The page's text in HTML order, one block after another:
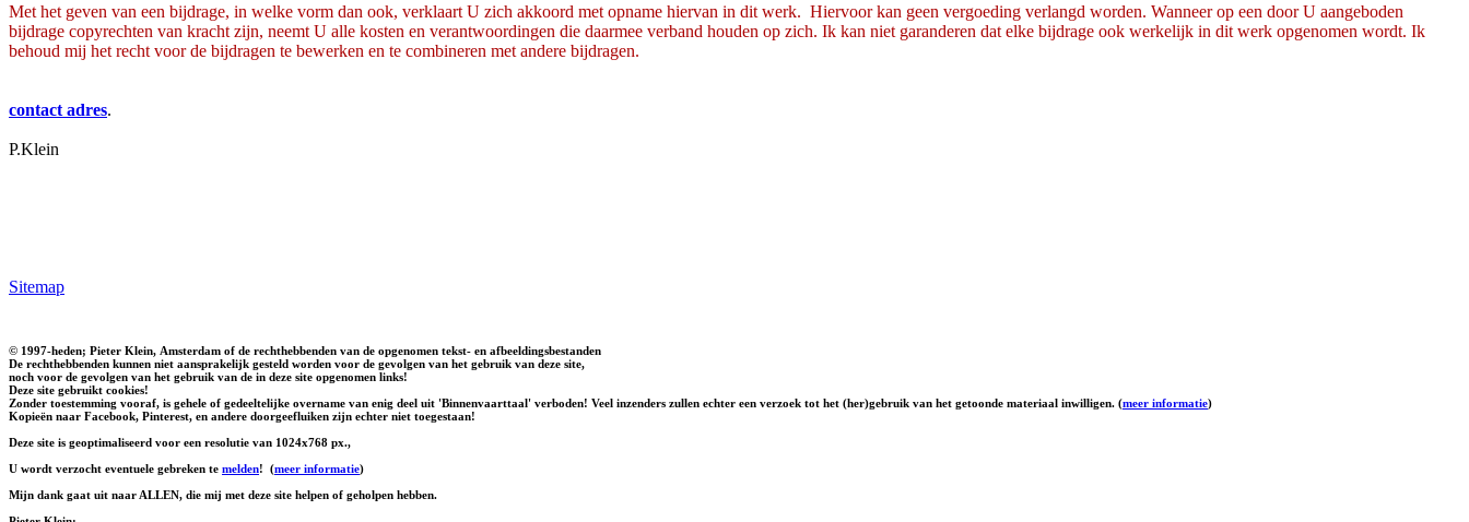
Met het geven van een bijdrage, in welke vorm dan ook, verklaart U zich akkoord met opname hiervan in dit werk. Hiervoor kan geen vergoeding verlangd worden. Wanneer op een door U aangeboden
bijdrage copyrechten van kracht zijn, neemt U alle kosten en verantwoordingen die daarmee verband houden op zich. Ik kan niet garanderen dat elke bijdrage ook werkelijk in dit werk opgenomen wordt. Ik
behoud mij het recht voor de bijdragen te bewerken en te combineren met andere bijdragen.
contact adres.
P.Klein
Sitemap
© 1997-heden; Pieter Klein, Amsterdam of de rechthebbenden van de opgenomen tekst- en afbeeldingsbestanden
De rechthebbenden kunnen niet aansprakelijk gesteld worden voor de gevolgen van het gebruik van deze site,
noch voor de gevolgen van het gebruik van de in deze site opgenomen links!
Deze site gebruikt cookies!
Zonder toestemming vooraf, is gehele of gedeeltelijke overname van enig deel uit 'Binnenvaarttaal' verboden! Veel inzenders zullen echter een verzoek tot het (her)gebruik van het getoonde materiaal inwilligen. (meer informatie)
Kopieën naar Facebook, Pinterest, en andere doorgeefluiken zijn echter niet toegestaan!
Deze site is geoptimaliseerd voor een resolutie van 1024x768 px.,
U wordt verzocht eventuele gebreken te melden! (meer informatie)
Mijn dank gaat uit naar ALLEN, die mij met deze site helpen of geholpen hebben.